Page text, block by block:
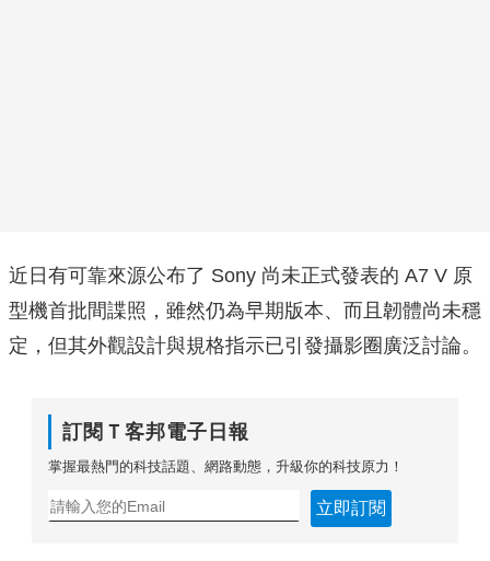
近日有可靠來源公布了 Sony 尚未正式發表的 A7 V 原
型機首批間諜照，雖然仍為早期版本、而且韌體尚未穩
定，但其外觀設計與規格指示已引發攝影圈廣泛討論。
訂閱Ｔ客邦電子日報
掌握最熱門的科技話題、網路動態，升級你的科技原力！
立即訂閱